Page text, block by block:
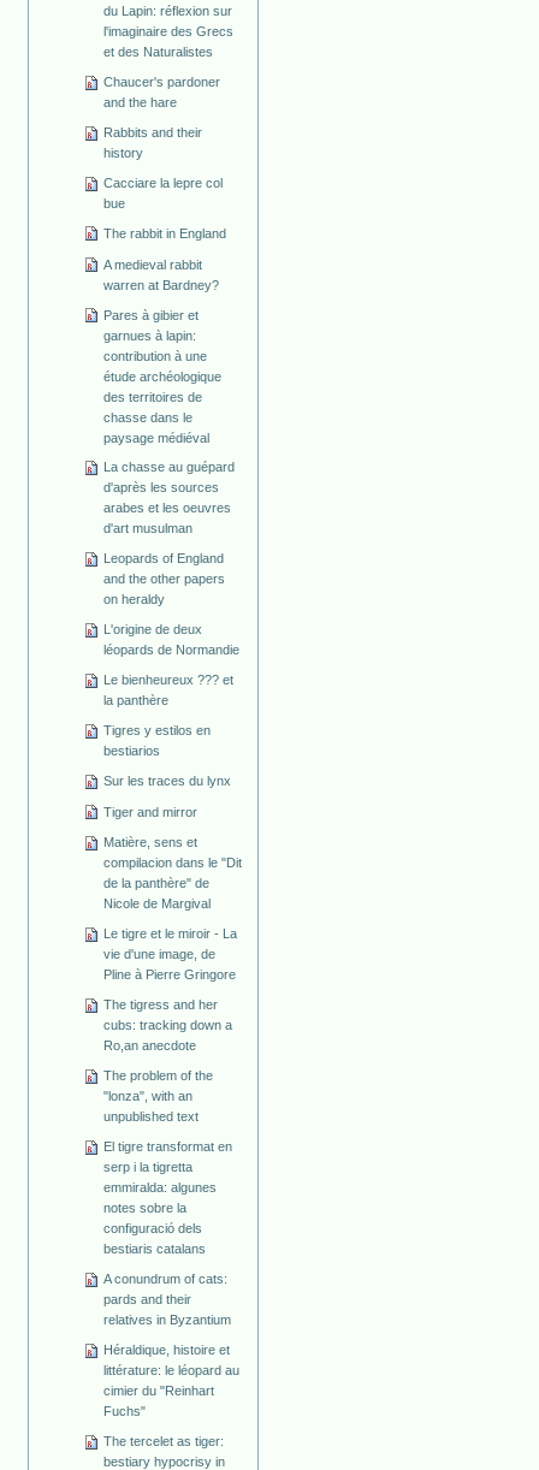
du Lapin: réflexion sur
l'imaginaire des Grecs
et des Naturalistes
Chaucer's pardoner
and the hare
Rabbits and their
history
Cacciare la lepre col
bue
The rabbit in England
A medieval rabbit
warren at Bardney?
Pares à gibier et
garnues à lapin:
contribution à une
étude archéologique
des territoires de
chasse dans le
paysage médiéval
La chasse au guépard
d'après les sources
arabes et les oeuvres
d'art musulman
Leopards of England
and the other papers
on heraldy
L'origine de deux
léopards de Normandie
Le bienheureux ??? et
la panthère
Tigres y estilos en
bestiarios
Sur les traces du lynx
Tiger and mirror
Matière, sens et
compilacion dans le "Dit
de la panthère" de
Nicole de Margival
Le tigre et le miroir - La
vie d'une image, de
Pline à Pierre Gringore
The tigress and her
cubs: tracking down a
Ro,an anecdote
The problem of the
"lonza", with an
unpublished text
El tigre transformat en
serp i la tigretta
emmiralda: algunes
notes sobre la
configuració dels
bestiaris catalans
A conundrum of cats:
pards and their
relatives in Byzantium
Héraldique, histoire et
littérature: le léopard au
cimier du "Reinhart
Fuchs"
The tercelet as tiger:
bestiary hypocrisy in